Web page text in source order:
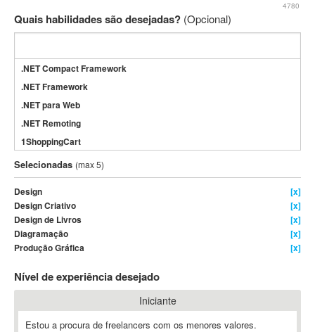
4780
Quais habilidades são desejadas? (Opcional)
.NET Compact Framework
.NET Framework
.NET para Web
.NET Remoting
1ShoppingCart
3DS Max
3GSM
4D Dimension
802.11
A&P
A-GPS
A2Billing
AAUS Scientific Diver
ABAP
Selecionadas (max 5)
Design
[x]
Design Criativo
[x]
Design de Livros
[x]
Diagramação
[x]
Produção Gráfica
[x]
Nível de experiência desejado
Iniciante
Estou a procura de freelancers com os menores valores.